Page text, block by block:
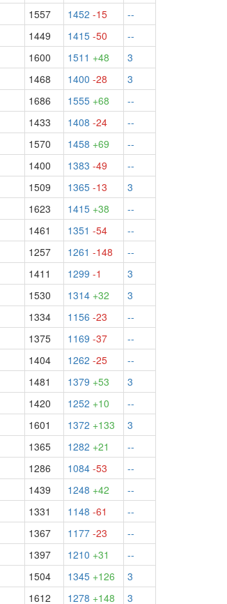
1557 1452 -15
--
1449 1415 -50
--
1600 1511 +48
3
1468 1400 -28
3
1686 1555 +68
--
1433 1408 -24
--
1570 1458 +69
--
1400 1383 -49
--
1509 1365 -13
3
1623 1415 +38
--
1461 1351 -54
--
1257 1261 -148
--
1411 1299 -1
3
1530 1314 +32
3
1334 1156 -23
--
1375 1169 -37
--
1404 1262 -25
--
1481 1379 +53
3
1420 1252 +10
--
1601 1372 +133
3
1365 1282 +21
--
1286 1084 -53
--
1439 1248 +42
--
1331 1148 -61
--
1367 1177 -23
--
1397 1210 +31
--
1504 1345 +126
3
1612 1278 +148 3